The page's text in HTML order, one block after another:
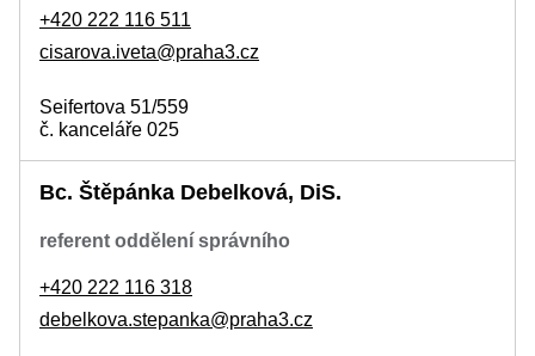
+420 222 116 511
cisarova.iveta@praha3.cz
Seifertova 51/559
č. kanceláře 025
Bc. Štěpánka Debelková, DiS.
referent oddělení správního
+420 222 116 318
debelkova.stepanka@praha3.cz